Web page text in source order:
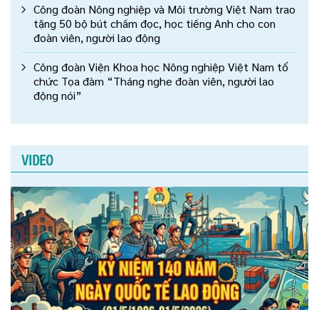
Công đoàn Nông nghiệp và Môi trường Việt Nam trao
tặng 50 bộ bút chấm đọc, học tiếng Anh cho con
đoàn viên, người lao động
Công đoàn Viện Khoa học Nông nghiệp Việt Nam tổ
chức Tọa đàm “Tháng nghe đoàn viên, người lao
động nói”
VIDEO